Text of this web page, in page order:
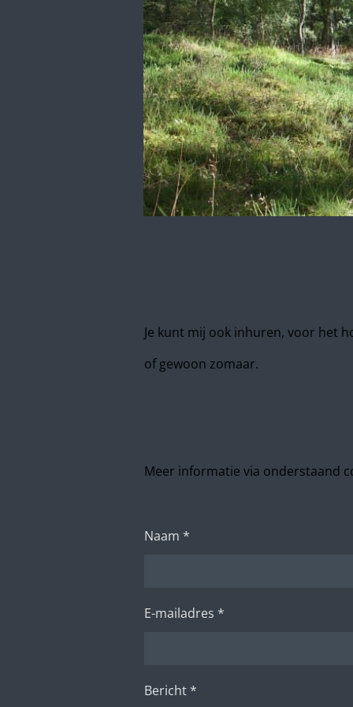
Je kunt mij ook inhuren, voor het
of gewoon zomaar.
Meer informatie via onderstaand
Naam *
E-mailadres *
Bericht *